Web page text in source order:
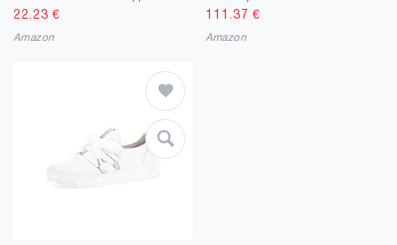
22.23 €
Amazon
111.37 €
Amazon